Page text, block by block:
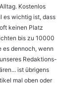
Kostenlos
es wichtig ist, dass
keinen Platz
bis zu 10000
es dennoch, wenn
Redaktions-
ist übrigens
mal oben oder